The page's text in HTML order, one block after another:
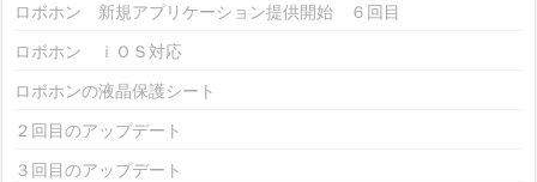
ロボホン 新規アプリケーション提供開始 ６回目
ロボホン ｉＯＳ対応
ロボホンの液晶保護シート
２回目のアップデート
３回目のアップデート